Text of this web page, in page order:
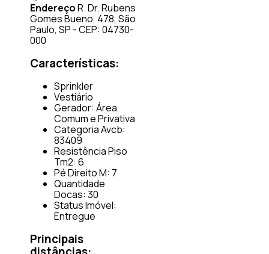
EndereçoR. Dr. Rubens
Gomes Bueno, 478, São
Paulo, SP - CEP: 04730-
000
Características:
Sprinkler
Vestiário
Gerador: Área
Comum e Privativa
Categoria Avcb:
83409
Resistência Piso
Tm2: 6
Pé Direito M: 7
Quantidade
Docas: 30
Status Imóvel:
Entregue
Principais